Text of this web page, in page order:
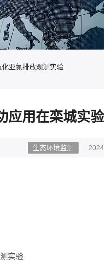
亚氮排放观测实验
应用在栾城实
生态环境监测
实验